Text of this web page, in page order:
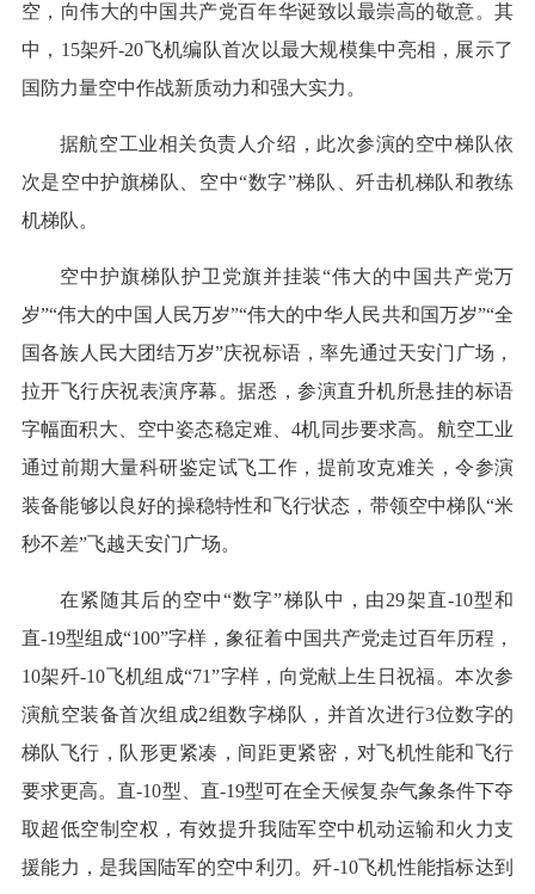
空，向伟大的中国共产党百年华诞致以最崇高的敬意。其
中，15架歼-20飞机编队首次以最大规模集中亮相，展示了
国防力量空中作战新质动力和强大实力。
据航空工业相关负责人介绍，此次参演的空中梯队依
次是空中护旗梯队、空中“数字”梯队、歼击机梯队和教练
机梯队。
空中护旗梯队护卫党旗并挂装“伟大的中国共产党万
岁”“伟大的中国人民万岁”“伟大的中华人民共和国万岁”“全
国各族人民大团结万岁”庆祝标语，率先通过天安门广场，
拉开飞行庆祝表演序幕。据悉，参演直升机所悬挂的标语
字幅面积大、空中姿态稳定难、4机同步要求高。航空工业
通过前期大量科研鉴定试飞工作，提前攻克难关，令参演
装备能够以良好的操稳特性和飞行状态，带领空中梯队“米
秒不差”飞越天安门广场。
在紧随其后的空中“数字”梯队中，由29架直-10型和
直-19型组成“100”字样，象征着中国共产党走过百年历程，
10架歼-10飞机组成“71”字样，向党献上生日祝福。本次参
演航空装备首次组成2组数字梯队，并首次进行3位数字的
梯队飞行，队形更紧凑，间距更紧密，对飞机性能和飞行
要求更高。直-10型、直-19型可在全天候复杂气象条件下夺
取超低空制空权，有效提升我陆军空中机动运输和火力支
援能力，是我国陆军的空中利刃。歼-10飞机性能指标达到